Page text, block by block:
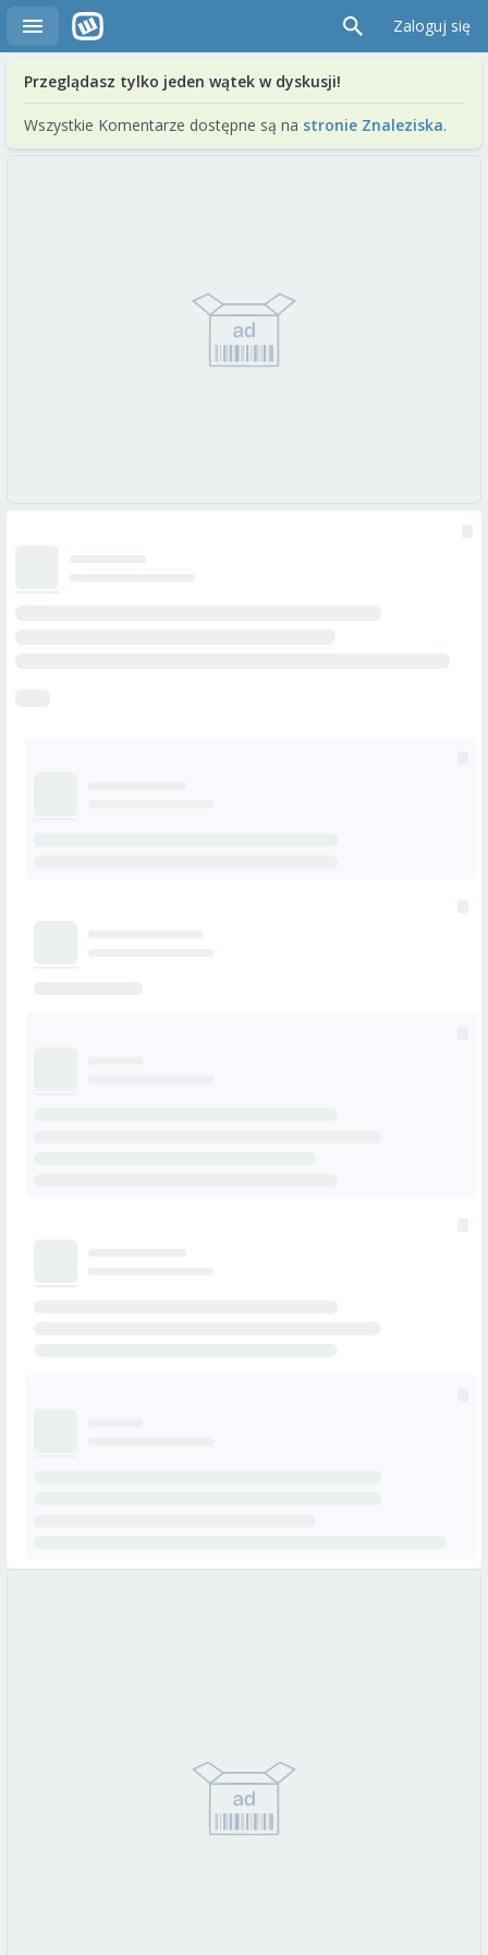
Zaloguj się
Przeglądasz tylko jeden wątek w dyskusji!
Wszystkie Komentarze dostępne są na stronie Znaleziska.